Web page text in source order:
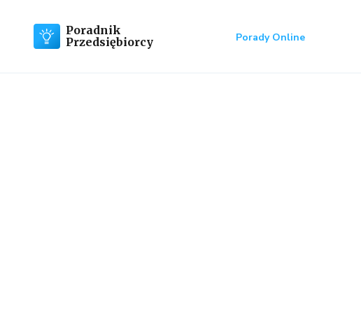
Poradnik
Przedsiębiorcy
Porady Online